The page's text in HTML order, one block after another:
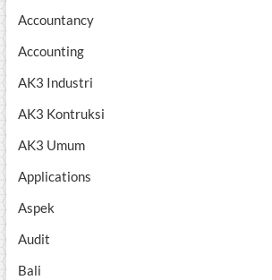
Accountancy
Accounting
AK3 Industri
AK3 Kontruksi
AK3 Umum
Applications
Aspek
Audit
Bali